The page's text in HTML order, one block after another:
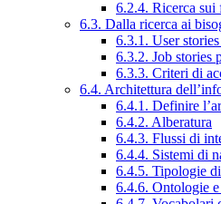
6.2.4. Ricerca sui
6.3. Dalla ricerca ai
6.3.1. User
6.3.2. Job stories
6.3.3. Criteri di
6.4. Architettura
6.4.1. Definire
6.4.2. Alberatura
6.4.3. Flussi di
6.4.4. Sistemi di
6.4.5. Tipologie
6.4.6. Ontologie e